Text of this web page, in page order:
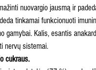
nuovargio jausmą ir
tinkamai funkcionuoti
gamybai. Kalis, esantis
nervų sistemai.
cukraus.